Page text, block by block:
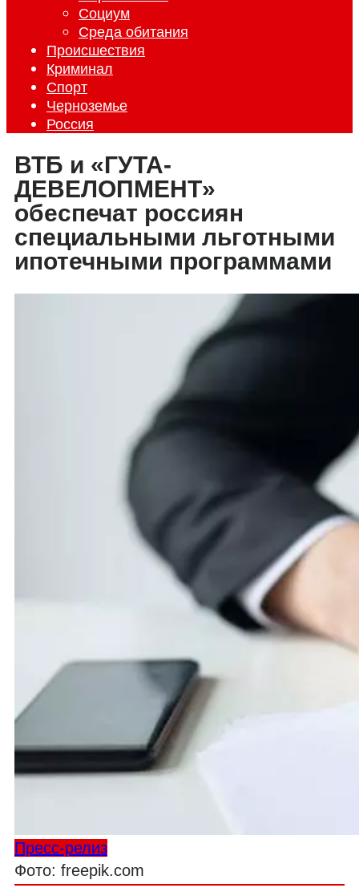
Социум
Среда обитания
Происшествия
Криминал
Спорт
Черноземье
Россия
ВТБ и «ГУТА-
ДЕВЕЛОПМЕНТ»
обеспечат россиян
специальными льготными
ипотечными программами
Пресс-релиз
Фото: freepik.com